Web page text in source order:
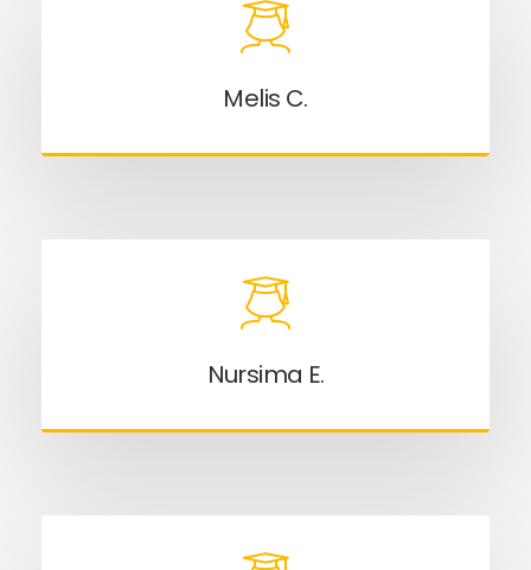
Melis C.
Nursima E.